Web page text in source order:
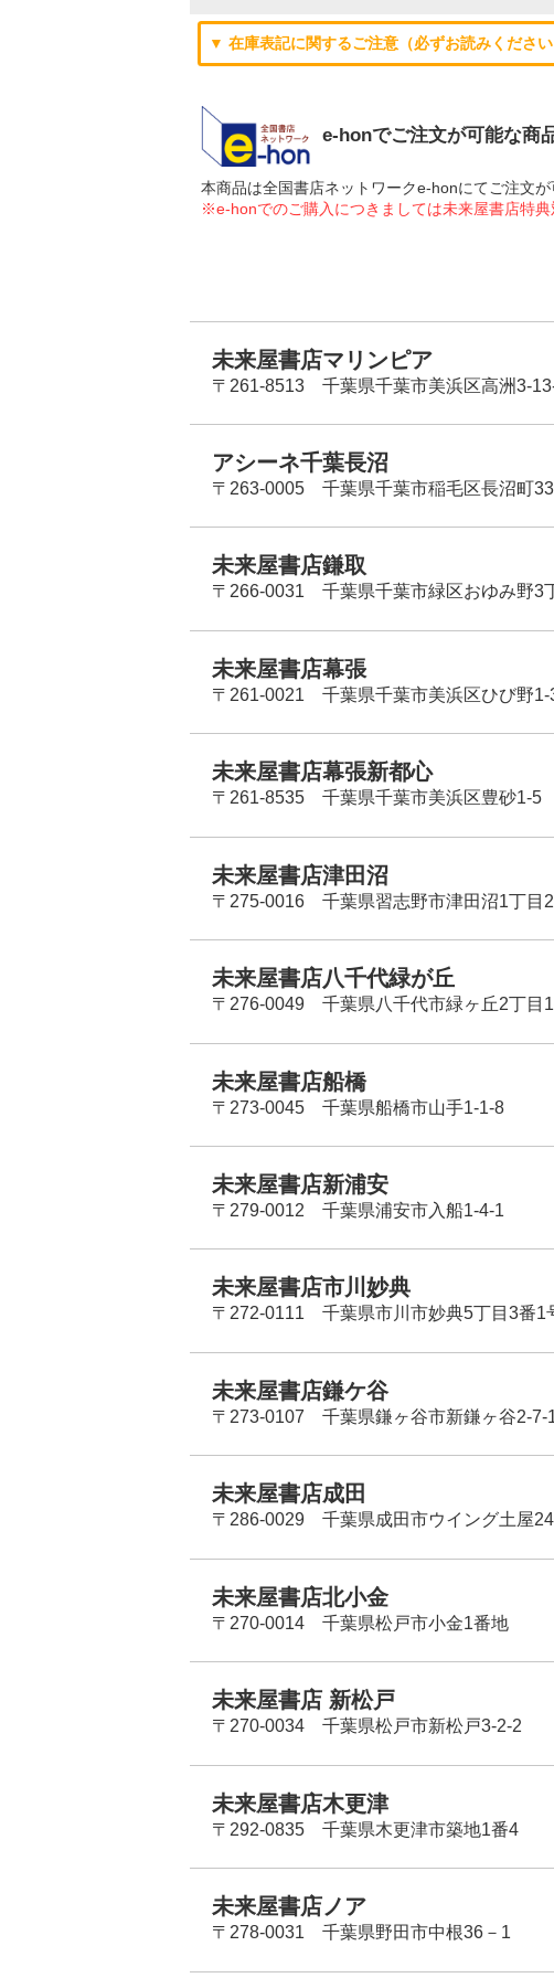
▼ 在庫表記に関するご注意（必ずお読みください
e-honでご注文が可能な商
本商品は全国書店ネットワークe-honにてご注文
※e-honでのご購入につきましては未来屋書店特典
未来屋書店マリンピア
〒261-8513 千葉県千葉市美浜区高洲3-
アシーネ千葉長沼
〒263-0005 千葉県千葉市稲毛区長沼町
未来屋書店鎌取
〒266-0031 千葉県千葉市緑区おゆみ野3
未来屋書店幕張
〒261-0021 千葉県千葉市美浜区ひび野
未来屋書店幕張新都心
〒261-8535 千葉県千葉市美浜区豊砂1-5
未来屋書店津田沼
〒275-0016 千葉県習志野市津田沼1丁目
未来屋書店八千代緑が丘
〒276-0049 千葉県八千代市緑ヶ丘2丁目
未来屋書店船橋
〒273-0045 千葉県船橋市山手1-1-8
未来屋書店新浦安
〒279-0012 千葉県浦安市入船1-4-1
未来屋書店市川妙典
〒272-0111 千葉県市川市妙典5丁目3番1
未来屋書店鎌ケ谷
〒273-0107 千葉県鎌ヶ谷市新鎌ヶ谷2-7-
未来屋書店成田
〒286-0029 千葉県成田市ウイング土屋
未来屋書店北小金
〒270-0014 千葉県松戸市小金1番地
未来屋書店 新松戸
〒270-0034 千葉県松戸市新松戸3-2-2
未来屋書店木更津
〒292-0835 千葉県木更津市築地1番4
未来屋書店ノア
〒278-0031 千葉県野田市中根36－1